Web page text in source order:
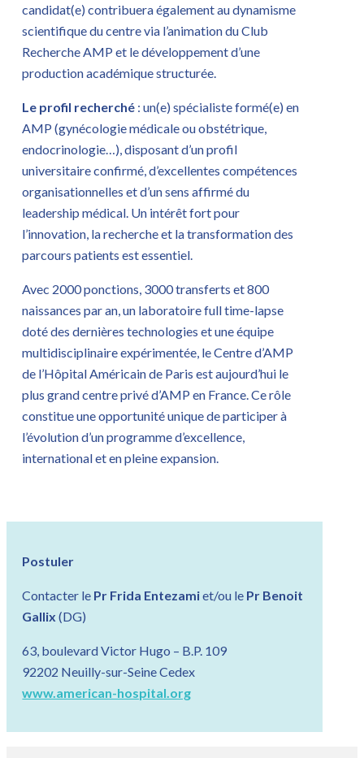
candidat(e) contribuera également au dynamisme
scientifique du centre via l’animation du Club
Recherche AMP et le développement d’une
production académique structurée.
Le profil recherché : un(e) spécialiste formé(e) en
AMP (gynécologie médicale ou obstétrique,
endocrinologie…), disposant d’un profil
universitaire confirmé, d’excellentes compétences
organisationnelles et d’un sens affirmé du
leadership médical. Un intérêt fort pour
l’innovation, la recherche et la transformation des
parcours patients est essentiel.
Avec 2000 ponctions, 3000 transferts et 800
naissances par an, un laboratoire full time-lapse
doté des dernières technologies et une équipe
multidisciplinaire expérimentée, le Centre d’AMP
de l’Hôpital Américain de Paris est aujourd’hui le
plus grand centre privé d’AMP en France. Ce rôle
constitue une opportunité unique de participer à
l’évolution d’un programme d’excellence,
international et en pleine expansion.
Postuler
Contacter le Pr Frida Entezamiet/ou le Pr Benoit
Gallix (DG)
63, boulevard Victor Hugo – B.P. 109
92202 Neuilly-sur-Seine Cedex
www.american-hospital.org